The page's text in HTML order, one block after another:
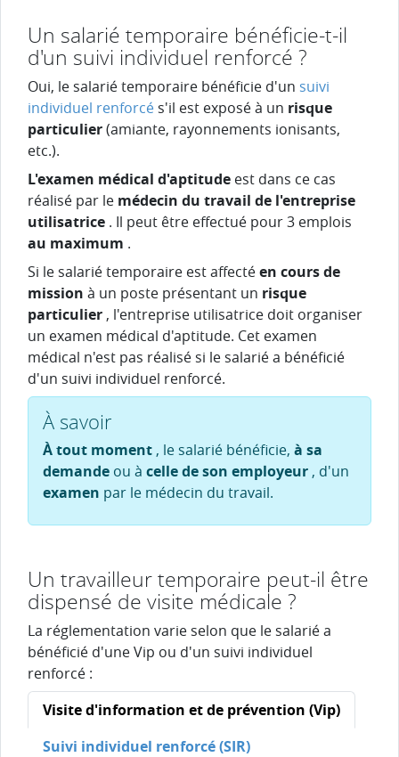
Un salarié temporaire bénéficie-t-il
d'un suivi individuel renforcé ?
Oui, le salarié temporaire bénéficie d'un suivi
individuel renforcé s'il est exposé à un risque
particulier(amiante, rayonnements ionisants,
etc.).
L'examen médical d'aptitude est dans ce cas
réalisé par le médecin du travail de l'entreprise
utilisatrice . Il peut être effectué pour 3 emplois
au maximum .
Si le salarié temporaire est affectéen cours de
mission à un poste présentant un risque
particulier , l'entreprise utilisatrice doit organiser
un examen médical d'aptitude. Cet examen
médical n'est pas réalisé si le salarié a bénéficié
d'un suivi individuel renforcé.
À savoir
À tout moment , le salarié bénéficie, à sa
demande ou à celle de son employeur , d'un
examen par le médecin du travail.
Un travailleur temporaire peut-il être
dispensé de visite médicale ?
La réglementation varie selon que le salarié a
bénéficié d'une Vip ou d'un suivi individuel
renforcé :
Visite d'information et de prévention (Vip)
Suivi individuel renforcé (SIR)